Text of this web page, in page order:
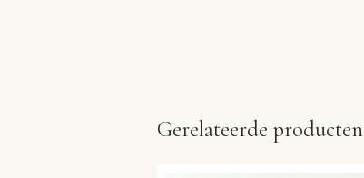
Gerelateerde producten